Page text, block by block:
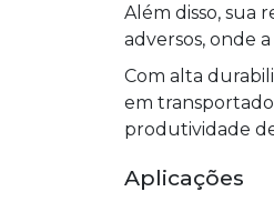
Além disso, sua
adversos, onde
Com alta
em
produtividade
Aplicações